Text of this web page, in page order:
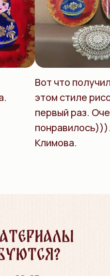
Вот что
этом стиле
первый раз.
Климова.